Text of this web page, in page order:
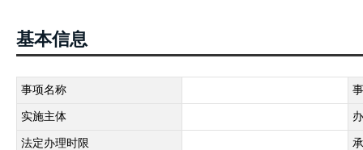
基本信息
事项名称
实施主体
法定办理时限